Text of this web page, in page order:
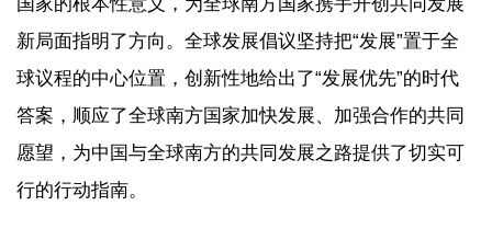
新局面指明了方向。全球发展倡议坚持把“发展”置于全
球议程的中心位置，创新性地给出了“发展优先”的时代
答案，顺应了全球南方国家加快发展、加强合作的共同
愿望，为中国与全球南方的共同发展之路提供了切实可
行的行动指南。